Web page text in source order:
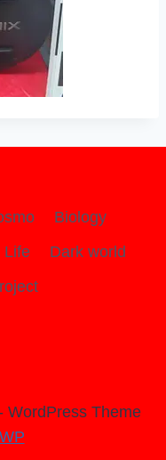
Biology
Life
Dark world
WordPress Theme